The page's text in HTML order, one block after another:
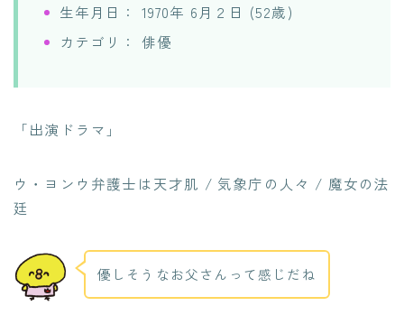
生年月日： 1970年 6月２日 (52歳)
カテゴリ： 俳優
「出演ドラマ」
ウ・ヨンウ弁護士は天才肌 / 気象庁の人々 / 魔女の法
廷
優しそうなお父さんって感じだね